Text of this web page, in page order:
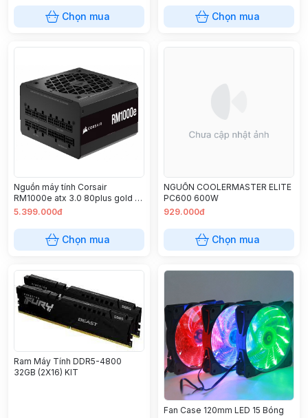
Chọn mua Chọn mua
Nguồn máy tính Corsair
RM1000e atx 3.0 80plus gold -
full modul
5.399.000đ
Chọn mua
NGUỒN COOLERMASTER ELITE
PC600 600W
929.000đ
Chọn mua
Ram Máy Tính DDR5-4800
32GB (2X16) KIT
Fan Case 120mm LED 15 Bóng